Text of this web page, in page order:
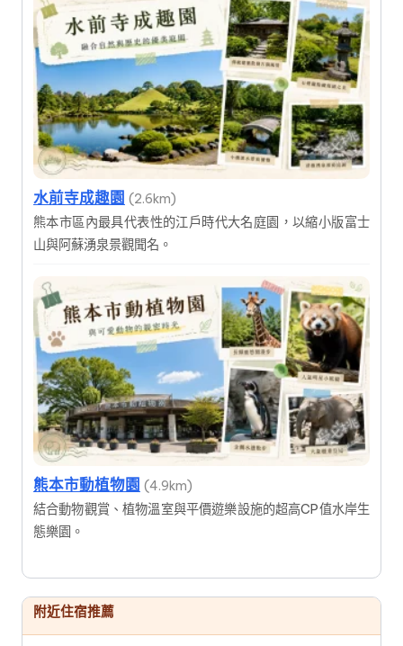
水前寺成趣園 (2.6km)
熊本市區內最具代表性的江戶時代大名庭園，以縮小版富士
山與阿蘇湧泉景觀聞名。
熊本市動植物園 (4.9km)
結合動物觀賞、植物溫室與平價遊樂設施的超高CP值水岸生
態樂園。
附近住宿推薦